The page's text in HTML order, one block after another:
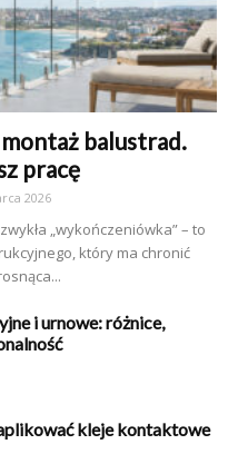
balustrad.
pracę
2026
„wykończeniówka” – to
który ma chronić
i urnowe: różnice,
kleje kontaktowe